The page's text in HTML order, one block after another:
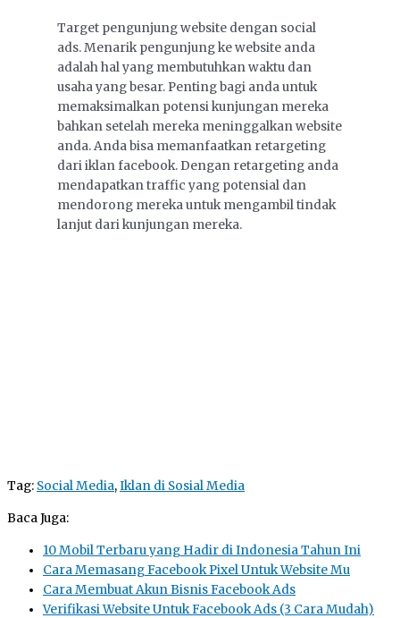
Target pengunjung website dengan social
ads. Menarik pengunjung ke website anda
adalah hal yang membutuhkan waktu dan
usaha yang besar. Penting bagi anda untuk
memaksimalkan potensi kunjungan mereka
bahkan setelah mereka meninggalkan website
anda. Anda bisa memanfaatkan retargeting
dari iklan facebook. Dengan retargeting anda
mendapatkan traffic yang potensial dan
mendorong mereka untuk mengambil tindak
lanjut dari kunjungan mereka.
Tag: Social Media,Iklan di Sosial Media
Baca Juga:
10 Mobil Terbaru yang Hadir di Indonesia Tahun Ini
Cara Memasang Facebook Pixel Untuk Website Mu
Cara Membuat Akun Bisnis Facebook Ads
Verifikasi Website Untuk Facebook Ads (3 Cara Mudah)